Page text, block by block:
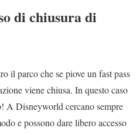
di chiusura di
il parco che se piove un fast pass
viene chiusa. In questo caso
A Disneyworld cercano sempre
e possono dare libero accesso